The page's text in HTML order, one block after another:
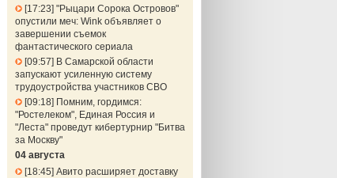
17:23 "Рыцари Сорока Островов"
опустили меч: Wink объявляет о
завершении съемок
фантастического сериала
09:57
В Самарской области
запускают усиленную систему
трудоустройства участников СВО
09:18 Помним, гордимся:
"Ростелеком", Единая Россия и
"Леста" проведут кибертурнир "Битва
за Москву"
04 августа
18:45 Авито расширяет доставку